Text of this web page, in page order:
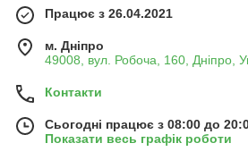
Працює з 26.04.2021
м. Дніпро
49008, вул. Робоча, 160, Дніпро,
Контакти
Сьогодні працює з 08:00 до
Показати весь графік роботи